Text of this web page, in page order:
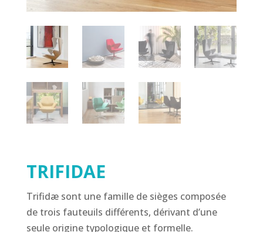
TRIFIDAE
Trifidæ sont une famille de sièges composée
de trois fauteuils différents, dérivant d’une
seule origine typologique et formelle.